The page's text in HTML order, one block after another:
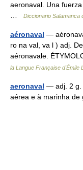
aeronaval. Una
Diccionario Salamanca
aéronaval —
ro na val, va l ) adj.
aéronavale.
la Langue Française d'Émile
aeronaval — adj. 2 g.
aérea e à marinha